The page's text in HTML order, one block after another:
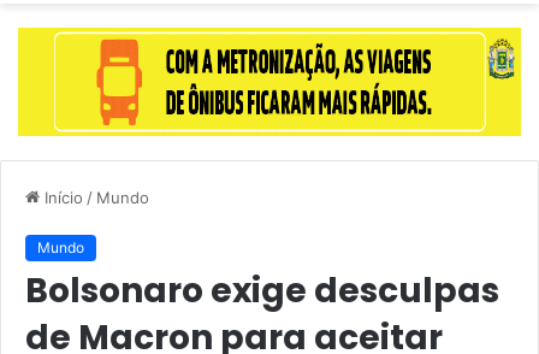
Início / Mundo
Mundo
Bolsonaro exige desculpas
de Macron para aceitar